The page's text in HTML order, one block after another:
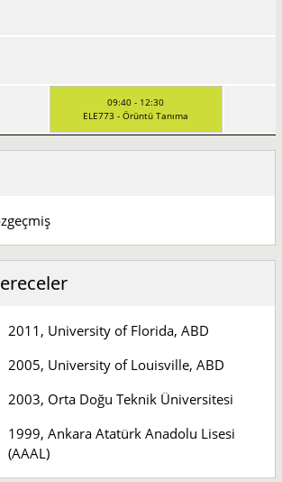
09:40 - 12:30
ELE773 - Örüntü Tanıma
2011, University of Florida, ABD
2005, University of Louisville, ABD
2003, Orta Doğu Teknik Üniversitesi
1999, Ankara Atatürk Anadolu Lisesi
(AAAL)